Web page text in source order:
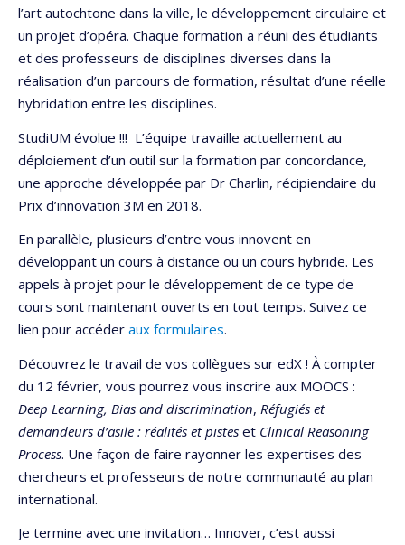
l’art autochtone dans la ville, le développement circulaire et
un projet d’opéra. Chaque formation a réuni des étudiants
et des professeurs de disciplines diverses dans la
réalisation d’un parcours de formation, résultat d’une réelle
hybridation entre les disciplines.
StudiUM évolue !!! L’équipe travaille actuellement au
déploiement d’un outil sur la formation par concordance,
une approche développée par Dr Charlin, récipiendaire du
Prix d’innovation 3M en 2018.
En parallèle, plusieurs d’entre vous innovent en
développant un cours à distance ou un cours hybride. Les
appels à projet pour le développement de ce type de
cours sont maintenant ouverts en tout temps. Suivez ce
lien pour accéder aux formulaires.
Découvrez le travail de vos collègues sur edX ! À compter
du 12 février, vous pourrez vous inscrire aux MOOCS :
Deep Learning, Bias and discrimination, Réfugiés et
demandeurs d’asile : réalités et pistes et Clinical Reasoning
Process. Une façon de faire rayonner les expertises des
chercheurs et professeurs de notre communauté au plan
international.
Je termine avec une invitation… Innover, c’est aussi